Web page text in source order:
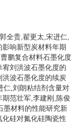
全贵,翟更太,宋进仁,
响新型炭材料年期
鹏复合材料石墨化度
刘洪波石墨化度的
波石墨化度的续炭
仁,刘朗粘结剂含量对
范壮军,李建刚,陈俊
墨材料的性能研究新
硅对氮化硅陶瓷性